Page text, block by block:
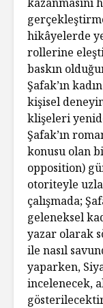
hikâyelerde
rollerine
baskın
Şafak’ın
kişisel
klişeleri
Şafak’ın
konusu olan
opposition)
otoriteyle
çalışmada;
geleneksel
yazar olarak
ile nasıl
yaparken,
incelenecek,